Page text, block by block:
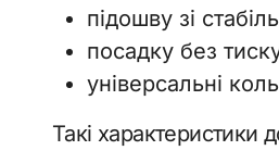
підошву зі
посадку без
універсальні
Такі характеристики